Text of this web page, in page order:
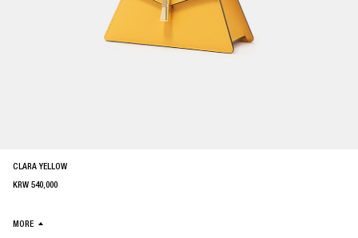
CLARA YELLOW
KRW 540,000
MORE